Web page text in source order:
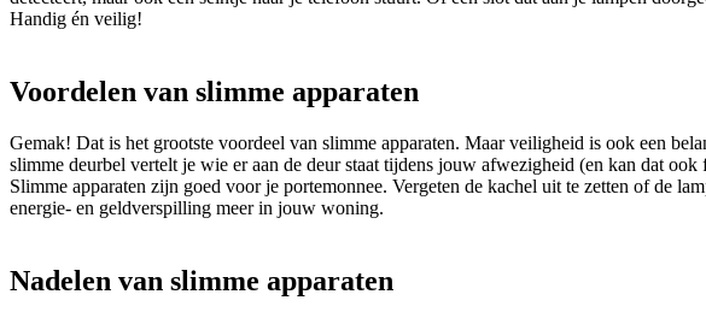
Handig én veilig!
Voordelen van slimme apparaten
Gemak! Dat is het grootste voordeel van slimme apparaten. Maar veiligheid is ook een
slimme deurbel vertelt je wie er aan de deur staat tijdens jouw afwezigheid (en kan dat
Slimme apparaten zijn goed voor je portemonnee. Vergeten de kachel uit te zetten of de
energie- en geldverspilling meer in jouw woning.
Nadelen van slimme apparaten